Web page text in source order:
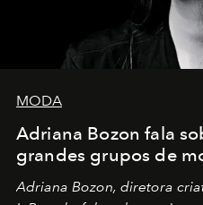
MODA
Adriana Bozon fala
grandes grupos de
Adriana Bozon, diretora